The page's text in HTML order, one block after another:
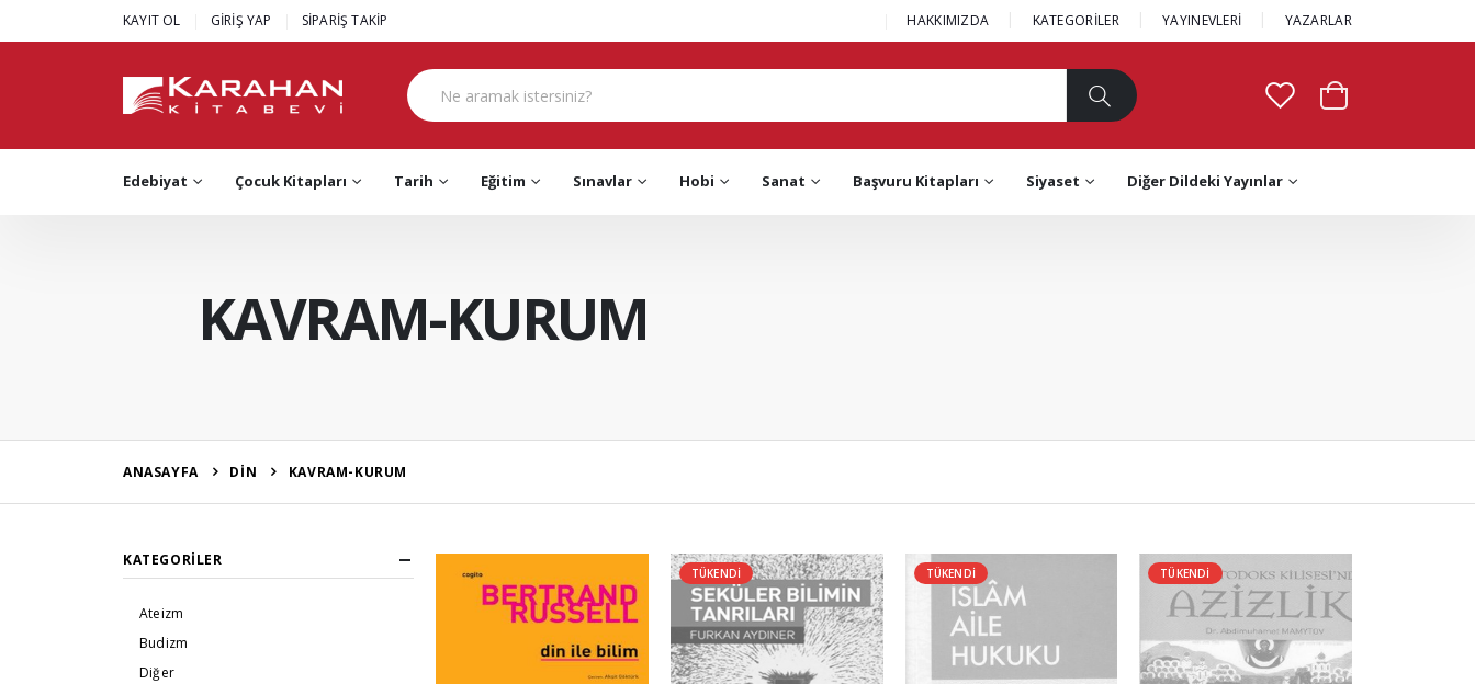
KAYIT OL GİRİŞ YAP SİPARİŞ TAKİP HAKKIMIZDA KATEGORİLER YAYINEVLERİ YAZARLAR
Edebiyat Çocuk Kitapları Tarih Eğitim Sınavlar Hobi Sanat Başvuru Kitapları Siyaset Diğer Dildeki Yayınlar
KAVRAM-KURUM
ANASAYFA DİN KAVRAM-KURUM
TÜKENDİ TÜKENDİ TÜKENDİ
KATEGORILER
Ateizm
Budizm
Diğer